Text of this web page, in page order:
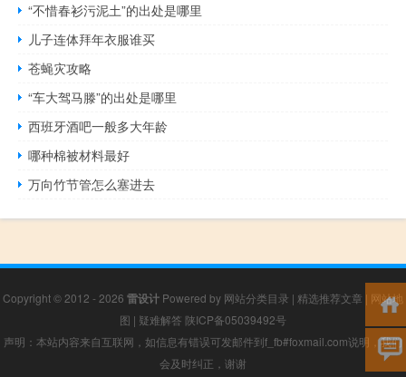
“不惜春衫污泥土”的出处是哪里
儿子连体拜年衣服谁买
苍蝇灾攻略
“车大驾马滕”的出处是哪里
西班牙酒吧一般多大年龄
哪种棉被材料最好
万向竹节管怎么塞进去
Copyright © 2012 - 2026 雷设计 Powered by 网站分类目录 | 精选推荐文章 | 网站地
图 | 疑难解答 陕ICP备05039492号
声明：本站内容来自互联网，如信息有错误可发邮件到f_fb#foxmail.com说明，我们
会及时纠正，谢谢